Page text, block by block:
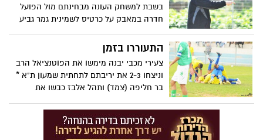
בשבת למשחק העונה מבחינתם מול הפועל
חדרה במאבק על כרטיס לשמינית גמר גביע
התעוררו בזמן
צעירי מכבי יבנה מימשו את הפוטנציאל הרב
וניצחו 2-3 את יריבתם לתחתית שמעון ת"א *
בר חליפה (צמד) ותהל אלבז כבשו את
שחגג יום הולדת * היריבה הבאה: גדנ"ע תל
אביב בחוץ ארז זנו